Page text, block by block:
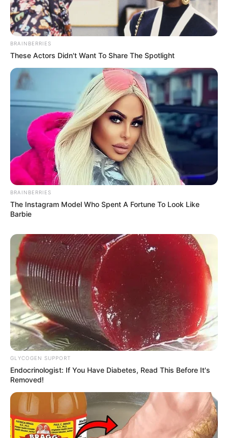
Fail! 10 Potret Makanan Gagal
Dimasak yang Bikin Kamu
Nggak Selera
10 Pose Manekin Anti
Mainstream yang Konyol
8 Kata Lucu Seputar Malam
Minggu ala Jomblo yang Bikin
Ngenes
BRAINBERRIES
These Actors Didn't Want To Share The Spotlight
BRAINBERRIES
The Instagram Model Who Spent A Fortune To Look Like
Barbie
GLYCOGEN SUPPORT
Endocrinologist: If You Have Diabetes, Read This Before It's
Removed!